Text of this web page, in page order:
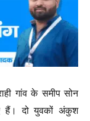
गांव के समीप सोन
हैं। दो युवकों अंकुश